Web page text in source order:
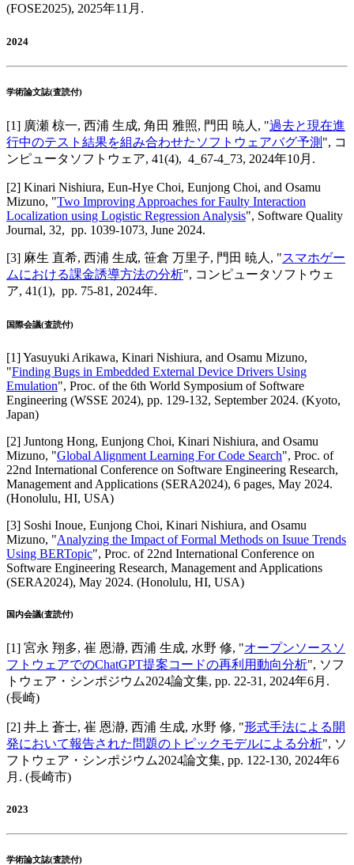
(FOSE2025), 2025年11月 .
2024
学術論文誌(査読付)
[1] 廣瀬 椋一, 西浦 生成, 角田 雅照, 門田 暁人 , "過去と現在進
行中のテスト結果を組み合わせたソフトウェアバグ予測 ", コ
ンピュータソフトウェア, 41(4), 4_67-4_73, 2024年10月 .
[2] Kinari Nishiura, Eun-Hye Choi, Eunjong Choi, and Osamu
Mizuno, "Two Improving Approaches for Faulty Interaction
Localization using Logistic Regression Analysis", Software Quality
Journal, 32, pp. 1039-1073, June 2024.
[3] 麻生 直希, 西浦 生成, 笹倉 万里子, 門田 暁人 , "スマホゲー
ムにおける課金誘導方法の分析", コンピュータソフトウェ
ア, 41(1), pp. 75-81, 2024年.
国際会議(査読付)
[1]Yasuyuki Arikawa, Kinari Nishiura, and Osamu Mizuno,
"Finding Bugs in Embedded External Device Drivers Using
Emulation", Proc. of the 6th World Symposium of Software
Engineering (WSSE 2024), pp. 129-132, September 2024. (Kyoto,
Japan)
[2] Juntong Hong, Eunjong Choi, Kinari Nishiura, and Osamu
Mizuno, "Global Alignment Learning For Code Search", Proc. of
22nd International Conference on Software Engineering Research,
Management and Applications (SERA2024), 6 pages, May 2024.
(Honolulu, HI, USA)
[3] Soshi Inoue, Eunjong Choi, Kinari Nishiura, and Osamu
Mizuno, "Analyzing the Impact of Formal Methods on Isuue Trends
Using BERTopic", Proc. of 22nd International Conference on
Software Engineering Research, Management and Applications
(SERA2024), May 2024. (Honolulu, HI, USA)
国内会議(査読付)
[1] 宮永 翔多, 崔 恩瀞, 西浦 生成, 水野 修, "オープンソースソ
フトウェアでのChatGPT提案コードの再利用動向分析", ソフ
トウェア・シンポジウム2024論文集, pp. 22-31, 2024年6月 .
(長崎)
[2] 井上 蒼士, 崔 恩瀞, 西浦 生成, 水野 修, "形式手法による開
発において報告された問題のトピックモデルによる分析", ソ
フトウェア・シンポジウム2024論文集, pp. 122-130, 2024年6
月 . (長崎市)
2023
学術論文誌(査読付)